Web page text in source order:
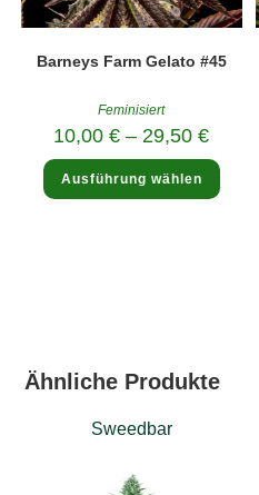
Barneys Farm Gelato #45
Feminisiert
10,00€ – 29,50€
Ausführung wählen
Dieses
weist
Ähnliche Produkte
Sweedbar